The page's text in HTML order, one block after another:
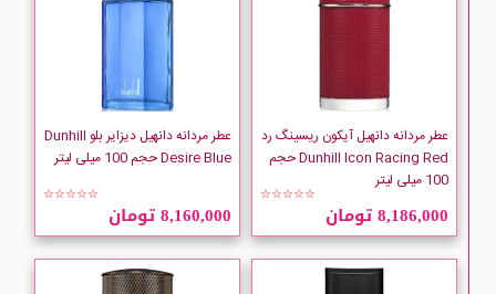
فقط نمایش کالاهای موجود
Dunhill
عطر مردانه دانهیل آیکون ریسینگ رد
Dunhill Icon Racing Red حجم
100 میلی لیتر
☆☆☆☆☆
8,186,000 تومان
عطر مردانه دانهیل دیزایر بلو Dunhill
Desire Blue حجم 100 میلی لیتر
☆☆☆☆☆
8,160,000 تومان